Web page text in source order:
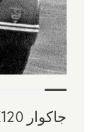
جاكوار XK120